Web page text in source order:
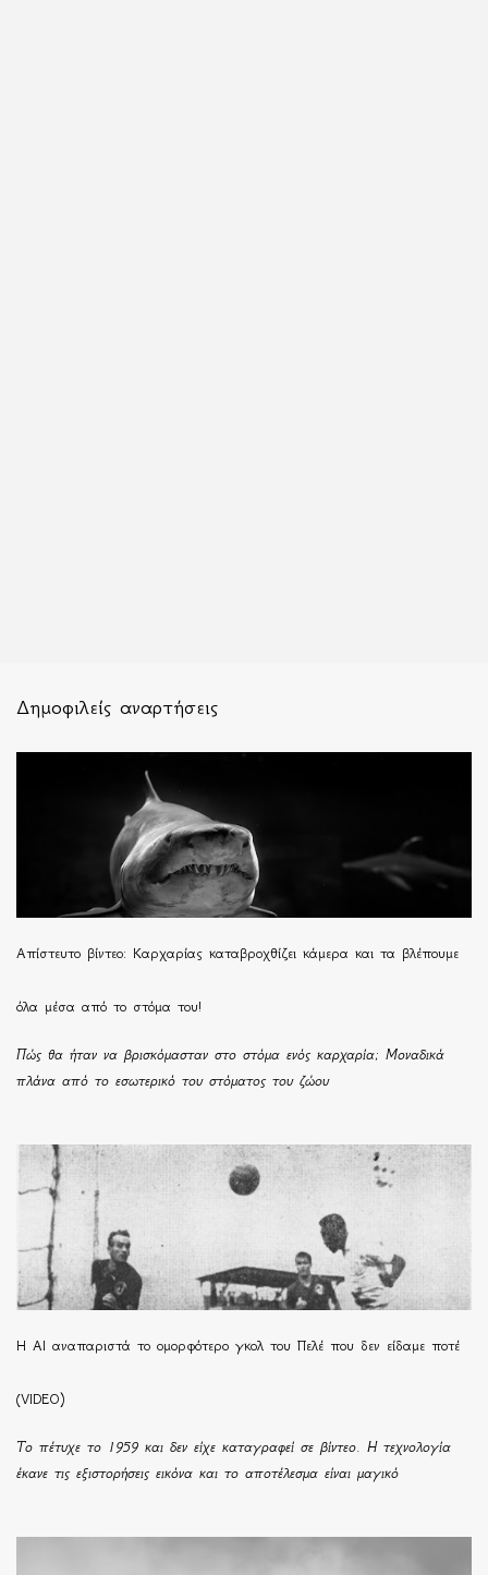
Δημοφιλείς αναρτήσεις
Απίστευτο βίντεο: Καρχαρίας καταβροχθίζει κάμερα και τα βλέπουμε
όλα μέσα από το στόμα του!
Πώς θα ήταν να βρισκόμασταν στο στόμα ενός καρχαρία; Μοναδικά
πλάνα από το εσωτερικό του στόματος του ζώου
Η ΑΙ αναπαριστά το ομορφότερο γκολ του Πελέ που δεν είδαμε ποτέ
(VIDEO)
Το πέτυχε το 1959 και δεν είχε καταγραφεί σε βίντεο. Η τεχνολογία
έκανε τις εξιστορήσεις εικόνα και το αποτέλεσμα είναι μαγικό